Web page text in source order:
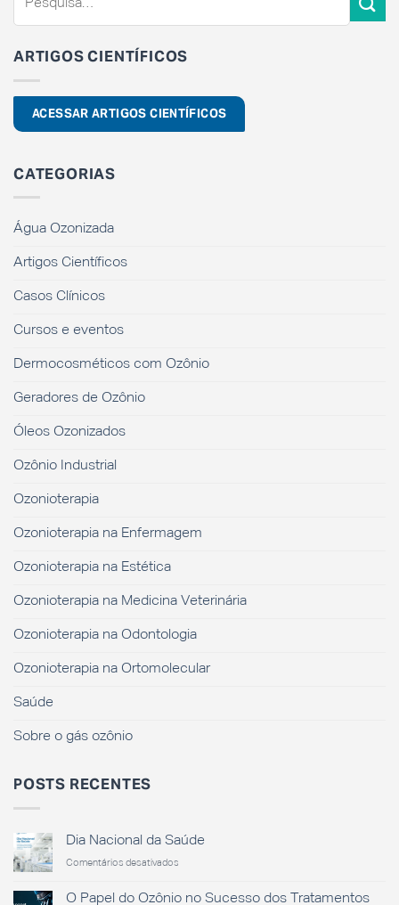
ARTIGOS CIENTÍFICOS
ACESSAR ARTIGOS CIENTÍFICOS
CATEGORIAS
Água Ozonizada
Artigos Científicos
Casos Clínicos
Cursos e eventos
Dermocosméticos com Ozônio
Geradores de Ozônio
Óleos Ozonizados
Ozônio Industrial
Ozonioterapia
Ozonioterapia na Enfermagem
Ozonioterapia na Estética
Ozonioterapia na Medicina Veterinária
Ozonioterapia na Odontologia
Ozonioterapia na Ortomolecular
Saúde
Sobre o gás ozônio
POSTS RECENTES
Dia Nacional da Saúde
Comentários desativados
Nacional
O Papel do Ozônio no Sucesso dos Tratamentos